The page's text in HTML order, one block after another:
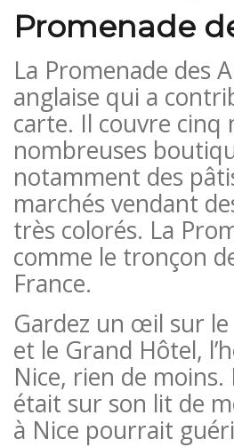
Promenade
La Promenade des
anglaise qui a
carte. Il couvre cinq
nombreuses
notamment des
marchés vendant
très colorés. La
comme le tronçon
France.
Gardez un œil sur
et le Grand Hôtel,
Nice, rien de
était sur son lit de
à Nice pourrait